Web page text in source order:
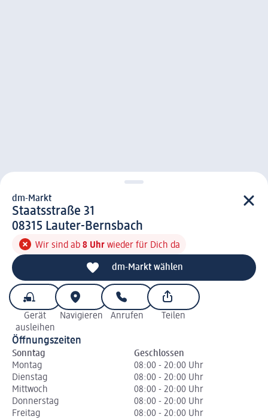
d m-Markt
dm-Markt
Staatsstraße 31
0 8 3 1 5
08315 Lauter-Bernsbach
Wir sind ab 8 Uhr wieder für Dich da
dm-Markt wählen
Gerät
ausleihen
Navigieren Anrufen Teilen
Öffnungszeiten
Sonntag
Geschlossen
Montag
08:00 - 20:00 Uhr
Dienstag
08:00 - 20:00 Uhr
Mittwoch
08:00 - 20:00 Uhr
Donnerstag
08:00 - 20:00 Uhr
Freitag
08:00 - 20:00 Uhr